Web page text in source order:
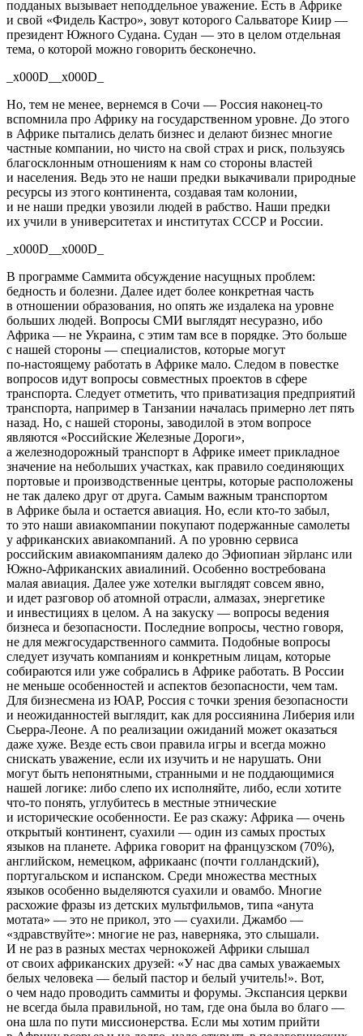
подданых вызывает неподдельное уважение. Есть в Африке
и свой «Фидель Кастро», зовут которого Сальваторе Киир —
президент Южного Судана. Судан — это в целом отдельная
тема, о которой можно говорить бесконечно.
_x000D__x000D_
Но, тем не менее, вернемся в Сочи — Россия наконец-то
вспомнила про Африку на государственном уровне. До этого
в Африке пытались делать бизнес и делают бизнес многие
частные компании, но чисто на свой страх и риск, пользуясь
благосклонным отношениям к нам со стороны властей
и населения. Ведь это не наши предки выкачивали природные
ресурсы из этого континента, создавая там колонии,
и не наши предки увозили людей в рабство. Наши предки
их учили в университетах и институтах СССР и России.
_x000D__x000D_
В программе Саммита обсуждение насущных проблем:
бедность и болезни. Далее идет более конкретная часть
в отношении образования, но опять же издалека на уровне
больших людей. Вопросы СМИ выглядят несуразно, ибо
Африка — не Украина, с этим там все в порядке. Это больше
с нашей стороны — специалистов, которые могут
по-настоящему работать в Африке мало. Следом в повестке
вопросов идут вопросы совместных проектов в сфере
транспорта. Следует отметить, что приватизация предприятий
транспорта, например в Танзании началась примерно лет пять
назад. Но, с нашей стороны, заводилой в этом вопросе
являются «Российские Железные Дороги»,
а железнодорожный транспорт в Африке имеет прикладное
значение на небольших участках, как правило соединяющих
портовые и производственные центры, которые расположены
не так далеко друг от друга. Самым важным транспортом
в Африке была и остается авиация. Но, если кто-то забыл,
то это наши авиакомпании покупают подержанные самолеты
у африканских авиакомпаний. А по уровню сервиса
российским авиакомпаниям далеко до Эфиопиан эйрланс или
Южно-Африканских авиалиний. Особенно востребована
малая авиация. Далее уже хотелки выглядят совсем явно,
и идет разговор об атомной отрасли, алмазах, энергетике
и инвестициях в целом. А на закуску — вопросы ведения
бизнеса и безопасности. Последние вопросы, честно говоря,
не для межгосударственного саммита. Подобные вопросы
следует изучать компаниям и конкретным лицам, которые
собираются или уже собрались в Африке работать. В России
не меньше особенностей и аспектов безопасности, чем там.
Для бизнесмена из ЮАР, Россия с точки зрения безопасности
и неожиданностей выглядит, как для россиянина Либерия или
Сьерра-Леоне. А по реализации ожиданий может оказаться
даже хуже. Везде есть свои правила игры и всегда можно
снискать уважение, если их изучить и не нарушать. Они
могут быть непонятными, странными и не поддающимися
нашей логике: либо слепо их исполняйте, либо, если хотите
что-то понять, углубитесь в местные этнические
и исторические особенности. Ее раз скажу: Африка — очень
открытый континент, суахили — один из самых простых
языков на планете. Африка говорит на французском (70%),
английском, немецком, африкаанс (почти голландский),
португальском и испанском. Среди множества местных
языков особенно выделяются суахили и овамбо. Многие
расхожие фразы из детских мультфильмов, типа «анута
мотата» — это не прикол, это — суахили. Джамбо —
«здравствуйте»: многие не раз, наверняка, это слышали.
И не раз в разных местах чернокожей Африки слышал
от своих африканских друзей: «У нас два самых уважаемых
белых человека — белый пастор и белый учитель!». Вот,
о чем надо проводить саммиты и форумы. Экспансия церкви
не всегда была правильной, но там, где она была во благо —
она шла по пути миссионерства. Если мы хотим прийти